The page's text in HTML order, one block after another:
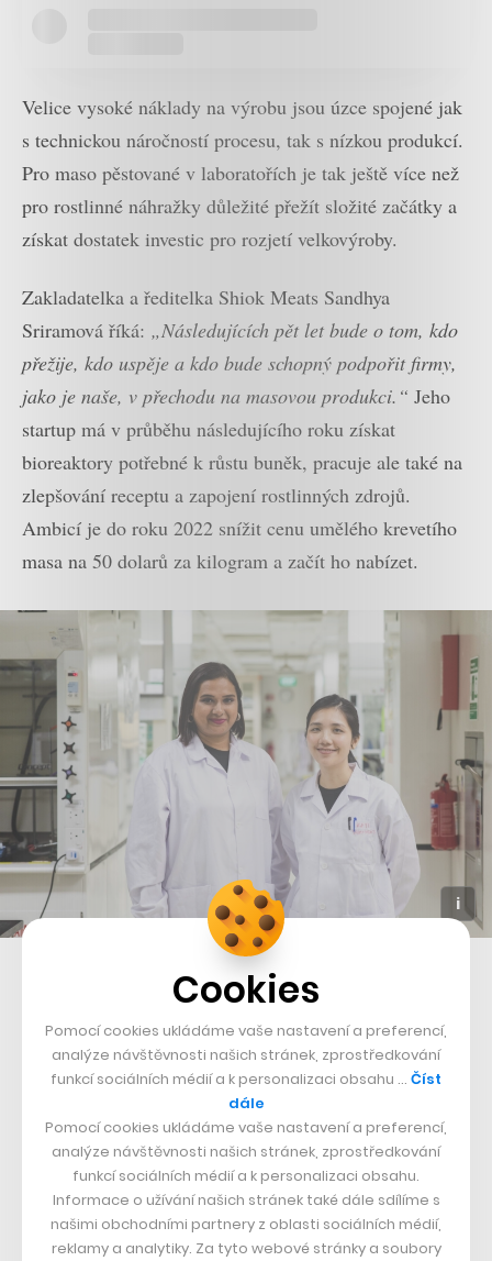
Velice vysoké náklady na výrobu jsou úzce spojené jak
s technickou náročností procesu, tak s nízkou produkcí.
Pro maso pěstované v laboratořích je tak ještě více než
pro rostlinné náhražky důležité přežít složité začátky a
získat dostatek investic pro rozjetí velkovýroby.
Zakladatelka a ředitelka Shiok Meats Sandhya
Sriramová říká: „Následujících pět let bude o tom, kdo
přežije, kdo uspěje a kdo bude schopný podpořit firmy,
jako je naše, v přechodu na masovou produkci.“ Jeho
startup má v průběhu následujícího roku získat
bioreaktory potřebné k růstu buněk, pracuje ale také na
zlepšování receptu a zapojení rostlinných zdrojů.
Ambicí je do roku 2022 snížit cenu umělého krevetího
masa na 50 dolarů za kilogram a začít ho nabízet.
Hlavní argumenty pro snižování spotřeby masa z
dobytka nebo kuřat mají ekologický a morální rozměr.
U mořských plodů, konzumovaných hlavně v asijských
zemích, je situace trochu odlišná. I když se každoročně
zvyšuje jinak environmentálně náročná produkce ryb na
farmách,více než třetinazdrojů mořských plodů se
potýká s přílišným lovem.
Cookies
Pomocí cookies ukládáme vaše nastavení a preferencí,
analýze návštěvnosti našich stránek, zprostředkování
funkcí sociálních médií a k personalizaci obsahu … Číst
dále
Pomocí cookies ukládáme vaše nastavení a preferencí,
analýze návštěvnosti našich stránek, zprostředkování
funkcí sociálních médií a k personalizaci obsahu.
Informace o užívání našich stránek také dále sdílíme s
našimi obchodními partnery z oblasti sociálních médií,
reklamy a analytiky. Za tyto webové stránky a soubory